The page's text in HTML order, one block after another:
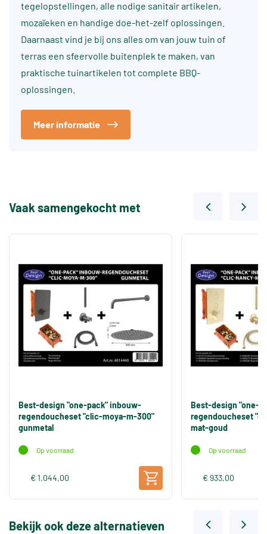
tegelopstellingen, alle nodige sanitair artikelen,
mozaïeken en handige doe-het-zelf oplossingen.
Daarnaast vind je bij ons alles om van jouw tuin of
terras een sfeervolle buitenplek te maken, van
praktische tuinartikelen tot complete BBQ-
oplossingen.
Meer informatie
Vaak samengekocht met
Best-design "one-pack" inbouw-
regendoucheset "clic-moya-m-300"
gunmetal
Op voorraad
€ 1.044,00
Best-design "one-
regendoucheset
mat-goud
Op voorraad
€ 933,00
Bekijk ook deze alternatieven